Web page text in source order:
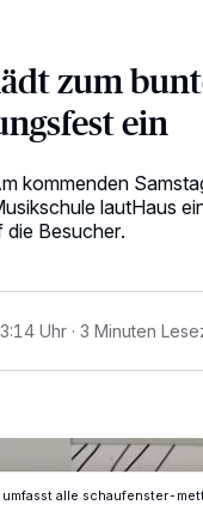
zum
ein
kommenden
lautHaus
die Besucher.
Uhr 3 Minuten
Gerät zu. Durch Auswahl
um Ihnen Dienste
nicht mehr so
Einwilligung zu widerrufen,
gelten innerhalb unseres
Sie in unserer
umfasst alle schaufenster-